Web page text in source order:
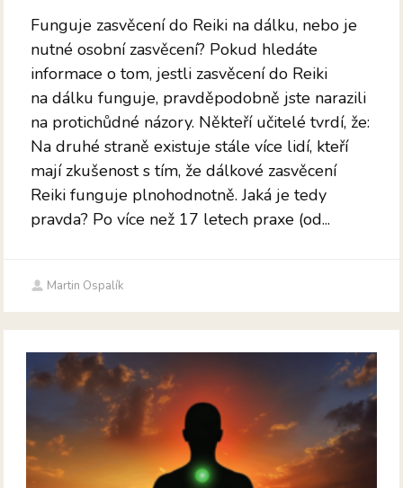
Funguje zasvěcení do Reiki na dálku, nebo je
nutné osobní zasvěcení? Pokud hledáte
informace o tom, jestli zasvěcení do Reiki
na dálku funguje, pravděpodobně jste narazili
na protichůdné názory. Někteří učitelé tvrdí, že:
Na druhé straně existuje stále více lidí, kteří
mají zkušenost s tím, že dálkové zasvěcení
Reiki funguje plnohodnotně. Jaká je tedy
pravda? Po více než 17 letech praxe (od...
Martin Ospalík